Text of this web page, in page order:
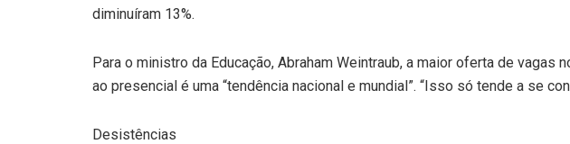
diminuíram 13%.
Para o ministro da Educação, Abraham Weintraub, a maior oferta de vagas
ao presencial é uma “tendência nacional e mundial”. “Isso só tende a se
Desistências